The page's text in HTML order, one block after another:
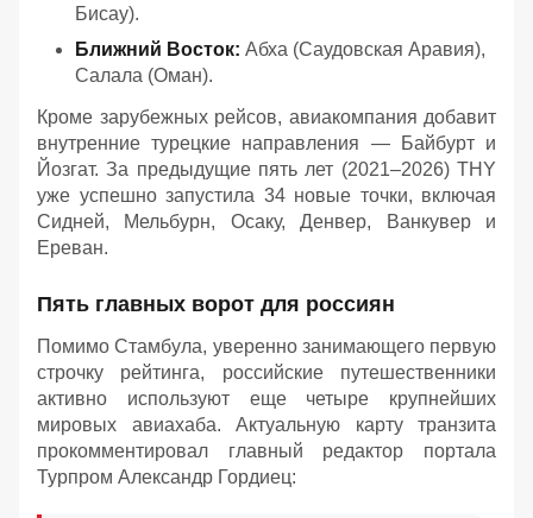
Бисау).
Ближний Восток: Абха (Саудовская Аравия),
Салала (Оман).
Кроме зарубежных рейсов, авиакомпания добавит
внутренние турецкие направления — Байбурт и
Йозгат. За предыдущие пять лет (2021–2026) THY
уже успешно запустила 34 новые точки, включая
Сидней, Мельбурн, Осаку, Денвер, Ванкувер и
Ереван.
Пять главных ворот для россиян
Помимо Стамбула, уверенно занимающего первую
строчку рейтинга, российские путешественники
активно используют еще четыре крупнейших
мировых авиахаба. Актуальную карту транзита
прокомментировал главный редактор портала
Турпром Александр Гордиец: